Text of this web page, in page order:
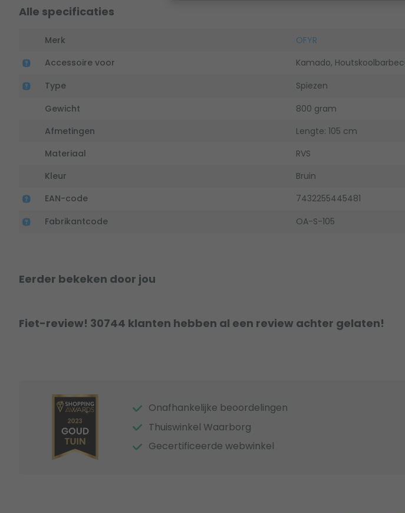
Alle specificaties
Merk
OFYR
Accessoire voor
Kamado,
Type
Spiezen
Gewicht
800 gram
Afmetingen
Lengte: 105 cm
Materiaal
RVS
Kleur
Bruin
EAN-code
7432255445481
Fabrikantcode
OA-S-105
Eerder bekeken door jou
Fiet-review! 30744 klanten hebben al een review achter gelaten!
Onafhankelijke beoordelingen
Thuiswinkel Waarborg
Gecertificeerde webwinkel